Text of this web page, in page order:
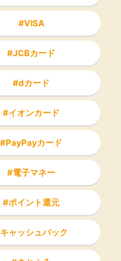
VISA
JCBカード
dカード
イオンカード
PayPayカード
電子マネー
ポイント還元
キャッシュバック